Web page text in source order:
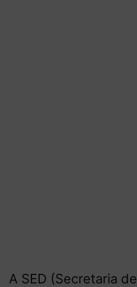
A SED (Secretaria de